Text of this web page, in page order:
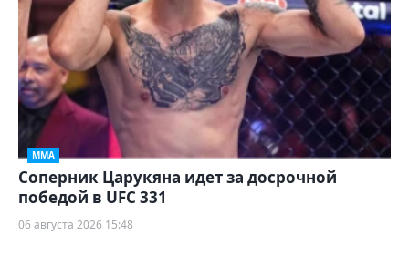
ММА
Соперник Царукяна идет за досрочной
победой в UFC 331
06 августа 2026 15:48